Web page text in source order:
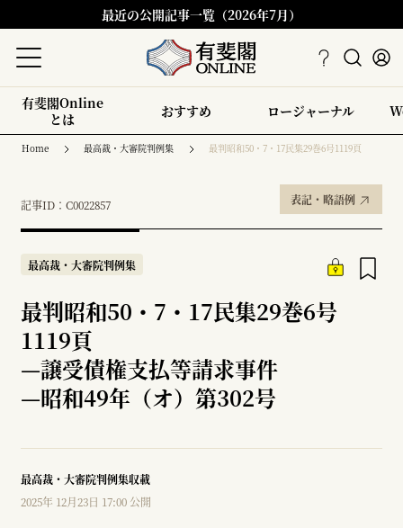
最近の公開記事一覧（2026年7月）
有斐閣Online
とは
おすすめ ロージャーナル
Home 最高裁・大審院判例集 最判昭和50・7・17民集29巻6号1119頁
記事ID：C0022857 表記・略語例
最高裁・大審院判例集
最判昭和50・7・17民集29巻6号
1119頁
—譲受債権支払等請求事件
—昭和49年（オ）第302号
最高裁・大審院判例集収載
2025年 12月23日 17:00 公開